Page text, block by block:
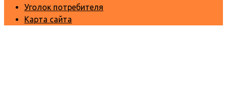
Уголок потребителя
Карта сайта